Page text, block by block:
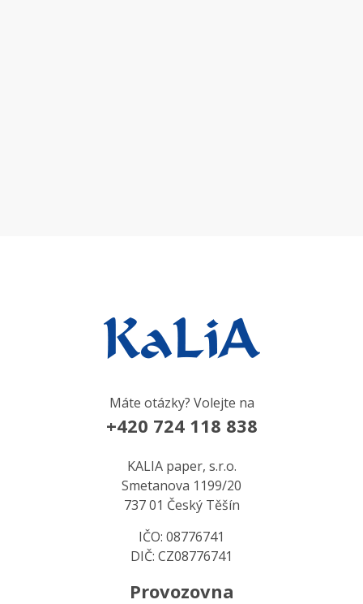
Máte otázky? Volejte na
+420 724 118 838
KALIA paper, s.r.o.
Smetanova 1199/20
737 01 Český Těšín
IČO: 08776741
DIČ: CZ08776741
Provozovna